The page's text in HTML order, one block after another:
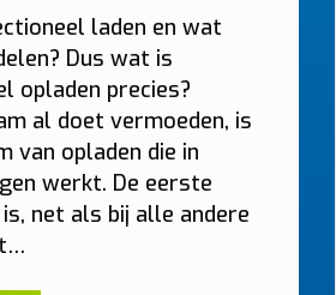
laden en wat
Dus wat is
opladen precies?
al doet vermoeden, is
van opladen die in
werkt. De eerste
net als bij alle andere
de plaats waar de
het kabeltraject. Sleep
webp/pdf)